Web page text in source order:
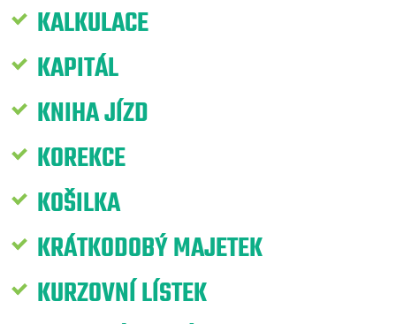
KALKULACE
KAPITÁL
KNIHA JÍZD
KOREKCE
KOŠILKA
KRÁTKODOBÝ MAJETEK
KURZOVNÍ LÍSTEK